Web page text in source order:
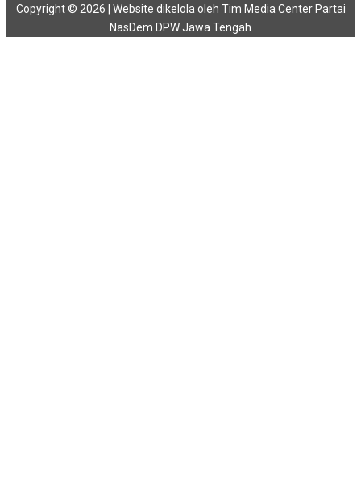
Copyright © 2026 | Website dikelola oleh Tim Media Center Partai
NasDem DPW Jawa Tengah